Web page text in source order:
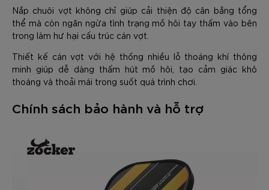
Nắp chuôi vợt không chỉ giúp cải thiện độ cân bằng tổng
thể mà còn ngăn ngừa tình trạng mồ hôi tay thấm vào bên
trong làm hư hại cấu trúc cán vợt.
Thiết kế cán vợt với hệ thống nhiều lỗ thoáng khí thông
minh giúp dễ dàng thấm hút mồ hôi, tạo cảm giác khô
thoáng và thoải mái trong suốt quá trình chơi.
Chính sách bảo hành và hỗ trợ